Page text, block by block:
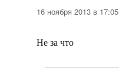
16 ноября 2013 в 17:05
Не за что